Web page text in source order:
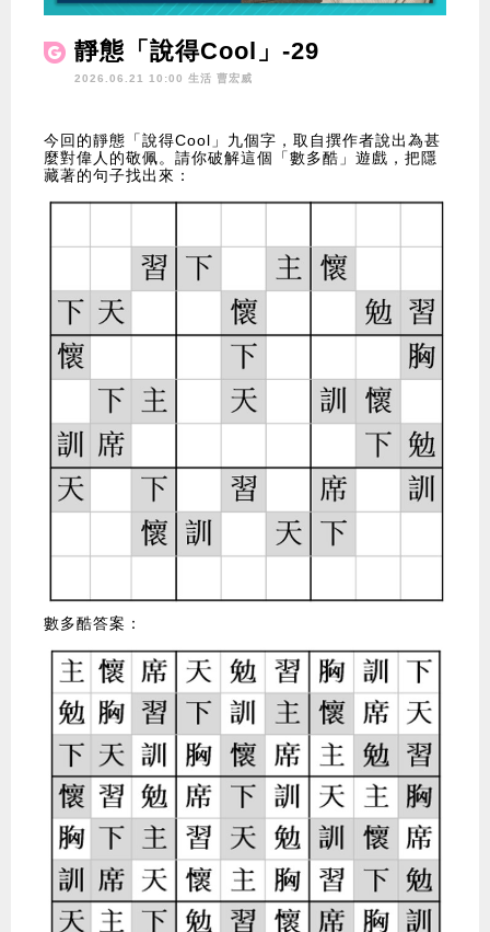
靜態「說得Cool」-29
2026.06.21 10:00 生活 曹宏威
今回的靜態「說得Cool」九個字，取自撰作者說出為甚
麼對偉人的敬佩。請你破解這個「數多酷」遊戲，把隱
藏著的句子找出來：
數多酷答案：